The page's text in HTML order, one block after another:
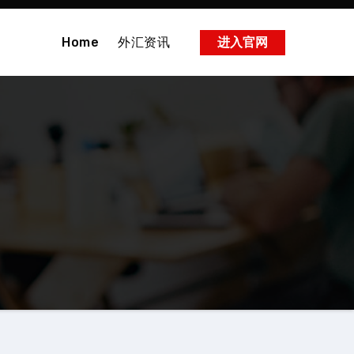
Home 外汇资讯 进入官网